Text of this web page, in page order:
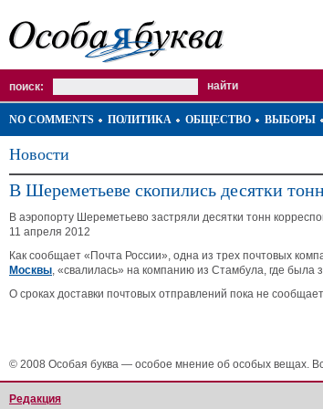
поиск:
NO COMMENTS ПОЛИТИКА ОБЩЕСТВО ВЫБОРЫ
Новости
В Шереметьеве скопились десятки
В аэропорту Шереметьево застряли десятки тонн
11 апреля 2012
Как сообщает «Почта России», одна из трех почтовых
Москвы, «свалилась» на компанию из Стамбула, где
О сроках доставки почтовых отправлений пока не
© 2008 Особая буква — особое мнение об особых вещах.
Редакция